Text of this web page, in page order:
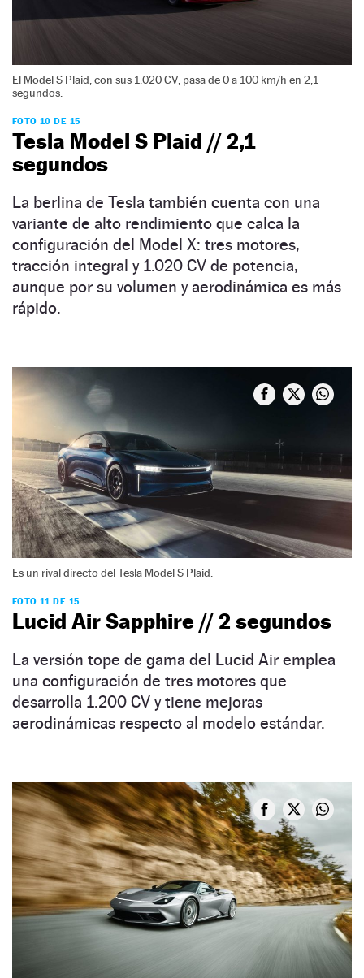
El Model S Plaid, con sus 1.020 CV, pasa de 0 a 100 km/h en 2,1
segundos.
FOTO 10 DE 15
Tesla Model S Plaid // 2,1
segundos
La berlina de Tesla también cuenta con una
variante de alto rendimiento que calca la
configuración del Model X: tres motores,
tracción integral y 1.020 CV de potencia,
aunque por su volumen y aerodinámica es más
rápido.
Es un rival directo del Tesla Model S Plaid.
FOTO 11 DE 15
Lucid Air Sapphire // 2 segundos
La versión tope de gama del Lucid Air emplea
una configuración de tres motores que
desarrolla 1.200 CV y tiene mejoras
aerodinámicas respecto al modelo estándar.